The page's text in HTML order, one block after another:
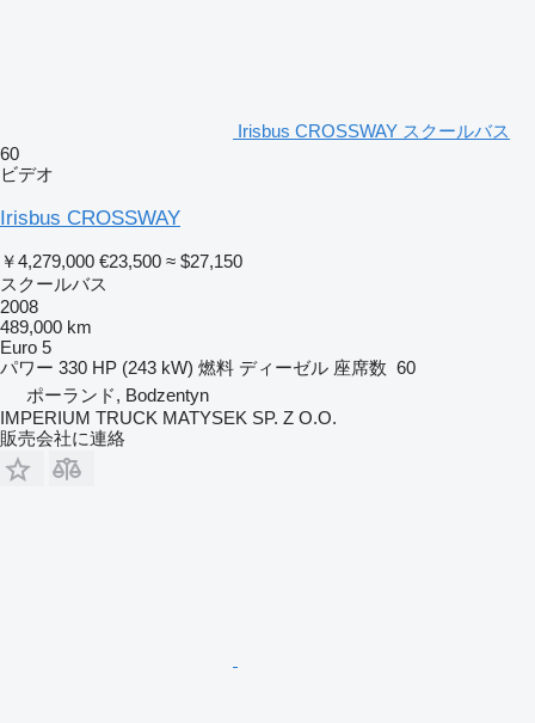
Irisbus CROSSWAY スクールバス
60
ビデオ
Irisbus CROSSWAY
￥4,279,000 €23,500 ≈ $27,150
スクールバス
2008
489,000 km
Euro 5
パワー 330 HP (243 kW) 燃料 ディーゼル 座席数 60
ポーランド, Bodzentyn
IMPERIUM TRUCK MATYSEK SP. Z O.O.
販売会社に連絡